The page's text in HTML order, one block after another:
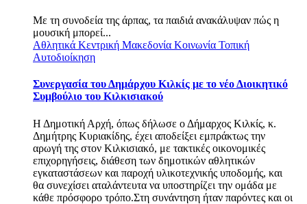
Με τη συνοδεία της άρπας, τα παιδιά ανακάλυψαν πώς η
μουσική μπορεί...
Αθλητικά Κεντρική Μακεδονία Κοινωνία Τοπική
Αυτοδιοίκηση
Συνεργασία του Δημάρχου Κιλκίς με το νέο Διοικητικό
Συμβούλιο του Κιλκισιακού
Η Δημοτική Αρχή, όπως δήλωσε ο Δήμαρχος Κιλκίς, κ.
Δημήτρης Κυριακίδης, έχει αποδείξει εμπράκτως την
αρωγή της στον Κιλκισιακό, με τακτικές οικονομικές
επιχορηγήσεις, διάθεση των δημοτικών αθλητικών
εγκαταστάσεων και παροχή υλικοτεχνικής υποδομής, και
θα συνεχίσει αταλάντευτα να υποστηρίζει την ομάδα με
κάθε πρόσφορο τρόπο.Στη συνάντηση ήταν παρόντες και οι